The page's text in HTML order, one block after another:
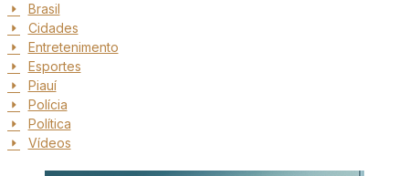
Brasil
Cidades
Entretenimento
Esportes
Piauí
Polícia
Política
Vídeos